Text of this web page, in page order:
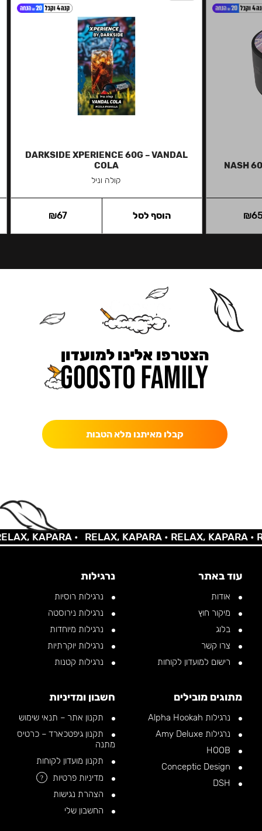
NASH
₪
DARKSIDE XPERIENCE 60G – VANDAL
COLA
קולה וניל
₪67 הוסף לסל
הצטרפו אלינו למועדון
קבלו מאיתנו מלא הטבות
KAPARA • RELAX, KAPARA •RELAX, KAPARA •
עוד באתר
אודות
מיקור חוץ
בלוג
צרו קשר
רישום למועדון לקוחות
נרגילות
נרגילות רוסיות
נרגילות נירוסטה
נרגילות מיוחדות
נרגילות יוקרתיות
נרגילות קטנות
מתוגים מובילים
נרגילות Alpha Hookah
נרגילות Amy Deluxe
חשבון ומדיניות
תקנון אתר – תנאי שימוש
תקנון גיפטכארד – כרטיס
מתנה
תקנון מועדון לקוחות
מדיניות פרטיות
?
הצהרת נגישות
החשבון שלי